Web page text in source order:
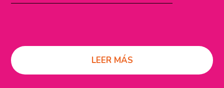
LEER MÁS